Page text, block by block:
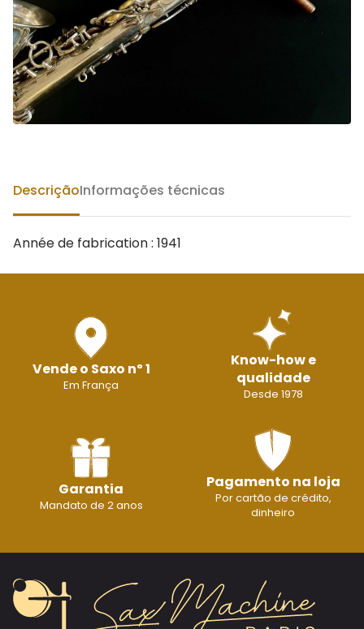
DescriçãoInformações técnicas
Année de fabrication : 1941
Vende o Saxo nº 1
Em França
Know-how e
qualidade
Desde 1978
Garantia
Mandato de 2 anos
Pagamento na loja
Por cartão de crédito,
dinheiro